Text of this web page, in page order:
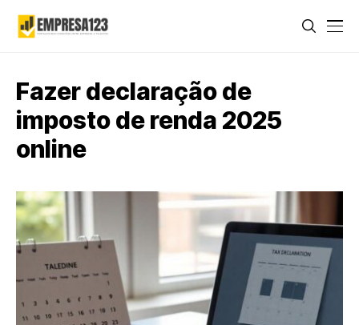
Fazer declaração de
imposto de renda 2025
online